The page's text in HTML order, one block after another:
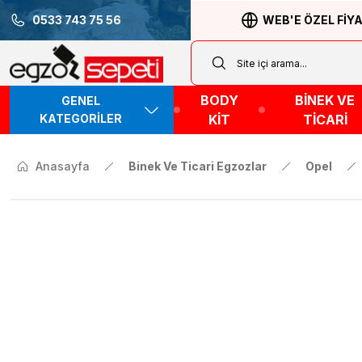
0533 743 75 56 WEB'E ÖZEL
GENEL
KATEGORİLER
BODY
KİT
BİNEK VE
TİCARİ
Anasayfa Binek Ve Ticari Egzozlar Opel